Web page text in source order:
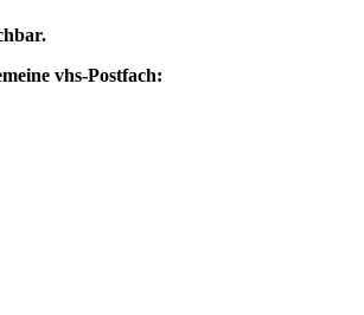
vhs-Postfach: